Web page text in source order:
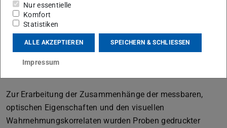
interessant. Die besonderen optischen Eigenschaften von
gedruckten Spezialeffektfarben müssen mit geeigneten
Wahrnehmungskorrelaten beschrieben werden. Für die
Prozesskontrolle und Qualitätssicherung sind zudem
Toleranzgrenzen erforderlich.
Zur Erarbeitung der Zusammenhänge der messbaren,
optischen Eigenschaften und den visuellen
Wahrnehmungskorrelaten wurden Proben gedruckter
Nur essentielle
Komfort
Statistiken
ALLE AKZEPTIEREN SPEICHERN & SCHLIESSEN
Impressum